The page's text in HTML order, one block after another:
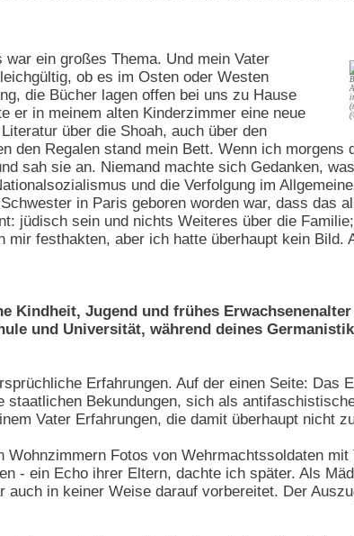
ein großes Thema. Und mein Vater
ob es im Osten oder Westen
die Bücher lagen offen bei uns zu Hause
er in meinem alten Kinderzimmer eine neue
über die Shoah, auch über den
den Regalen stand mein Bett. Wenn ich
sah sie an. Niemand machte sich Gedanken,
und die Verfolgung im
in Paris geboren worden war, dass das
jüdisch sein und nichts Weiteres über die
mir festhakten, aber ich hatte überhaupt kein
Kindheit, Jugend und frühes
und Universität, während deines
Erfahrungen. Auf der einen Seite: Das
staatlichen Bekundungen, sich als
Vater Erfahrungen, die damit überhaupt nicht
Wohnzimmern Fotos von Wehrmachtssoldaten
- ein Echo ihrer Eltern, dachte ich später. Als
auch in keiner Weise darauf vorbereitet. Der